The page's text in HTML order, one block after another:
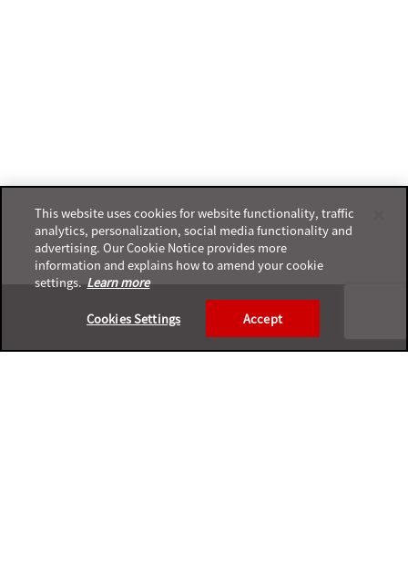
Footer
This website uses cookies for website functionality, traffic
analytics, personalization, social media functionality and
advertising. Our Cookie Notice provides more
information and explains how to amend your cookie
settings. Learn more
Cookies Settings Accept